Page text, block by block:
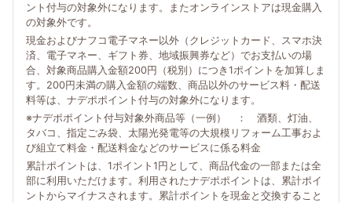
ント付与の対象外になります。またオンラインストアは現金購入
の対象外です。
現金およびナフコ電子マネー以外（クレジットカード、スマホ決
済、電子マネー、ギフト券、地域振興券など）でお支払いの場
合、対象商品購入金額200円（税別）につき1ポイントを加算しま
す。200円未満の購入金額の端数、商品以外のサービス料・配送
料等は、ナデポポイント付与の対象外になります。
※ナデポポイント付与対象外商品等（一例） ： 酒類、灯油、
タバコ、指定ごみ袋、太陽光発電等の大規模リフォーム工事およ
び組立て料金・配送料金などのサービスに係る料金
累計ポイントは、1ポイント1円として、商品代金の一部または全
部に利用いただけます。利用されたナデポポイントは、累計ポイ
ントからマイナスされます。累計ポイントを現金と交換すること